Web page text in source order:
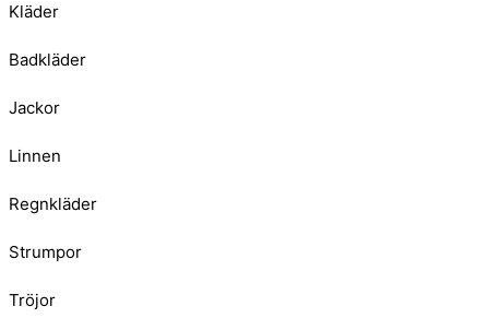
Kläder
Badkläder
Jackor
Linnen
Regnkläder
Strumpor
Tröjor